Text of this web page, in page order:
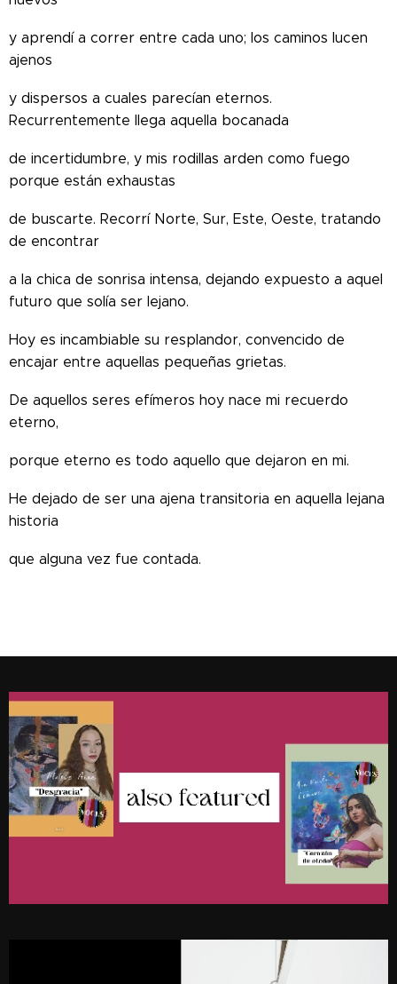
y aprendí a correr entre cada uno; los caminos lucen
ajenos
y dispersos a cuales parecían eternos.
Recurrentemente llega aquella bocanada
de incertidumbre, y mis rodillas arden como fuego
porque están exhaustas
de buscarte. Recorrí Norte, Sur, Este, Oeste, tratando
de encontrar
a la chica de sonrisa intensa, dejando expuesto a aquel
futuro que solía ser lejano.
Hoy es incambiable su resplandor, convencido de
encajar entre aquellas pequeñas grietas.
De aquellos seres efímeros hoy nace mi recuerdo
eterno,
porque eterno es todo aquello que dejaron en mi.
He dejado de ser una ajena transitoria en aquella lejana
historia
que alguna vez fue contada.